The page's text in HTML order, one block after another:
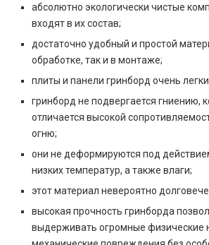
абсолютно экологически чистые
входят в их состав;
достаточно удобный и простой
обработке, так и в монтаже;
плиты и панели гринборд очень
гринборд не подвергается гниению,
отличается высокой
огню;
они не деформируются под
низких температур, а также влаги;
этот материал невероятно
высокая прочность гринборда
выдерживать огромные физические